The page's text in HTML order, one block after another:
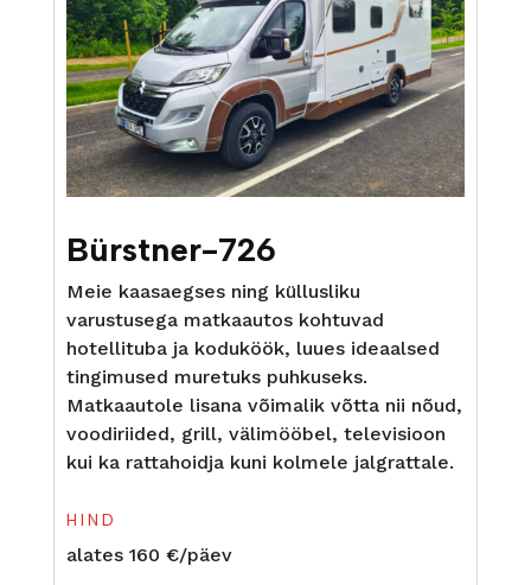
Bürstner-726
Meie kaasaegses ning küllusliku
varustusega matkaautos kohtuvad
hotellituba ja koduköök, luues ideaalsed
tingimused muretuks puhkuseks.
Matkaautole lisana võimalik võtta nii nõud,
voodiriided, grill, välimööbel, televisioon
kui ka rattahoidja kuni kolmele jalgrattale.
HIND
alates 160 €/päev